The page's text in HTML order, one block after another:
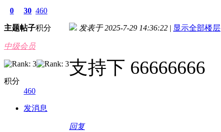
0
主题
30
帖子
460
积分
中级会员
积分
460
发消息
发表于 2025-7-29 14:36:22 | 显示全部楼层
支持下 66666666
回复